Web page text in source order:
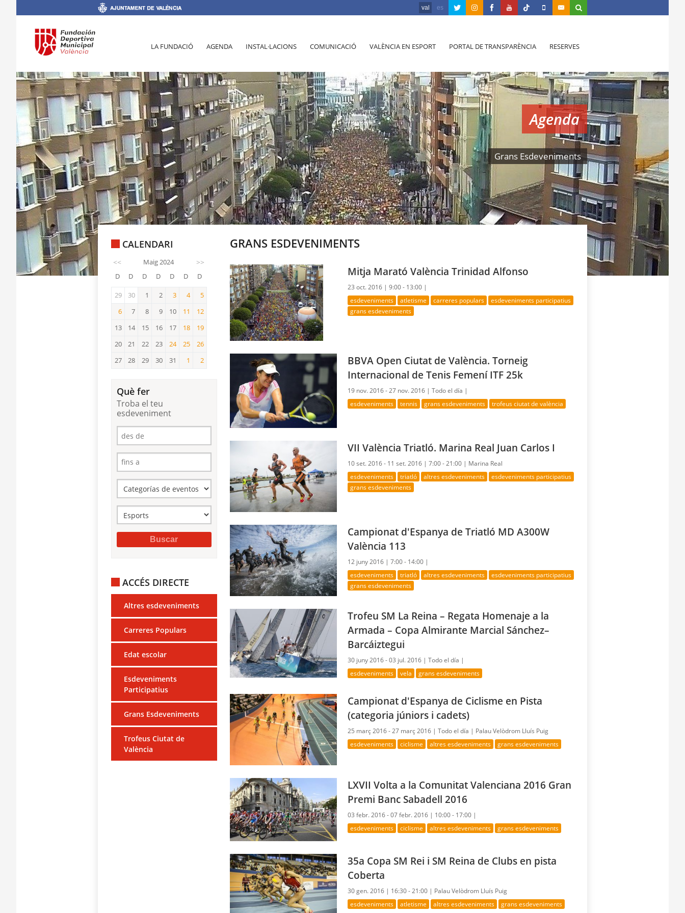
val es
LA FUNDACIÓ AGENDA INSTAL·LACIONS COMUNICACIÓ VALÈNCIA EN ESPORT PORTAL DE TRANSPARÈNCIA RESERVES
Agenda
Grans Esdeveniments
CALENDARI
<< Maig 2024 >>
D D D D D D D
29 30 1 2 3 4
4
5
5
6 7 8 9 10 11
11
12
12
13 14 15 16 17 18
18
19
19
20 21 22 23 24
24
25 26
27 28 29 30 31 1 2
Què fer
Troba el teu
esdeveniment
ACCÉS DIRECTE
Altres esdeveniments
Carreres Populars
Edat escolar
Esdeveniments
Participatius
Grans Esdeveniments
Trofeus Ciutat de
València
GRANS ESDEVENIMENTS
Mitja Marató València Trinidad Alfonso
23 oct. 2016 |9:00 - 13:00 |
esdeveniments atletisme carreres populars
esdeveniments participatius
grans esdeveniments
BBVA Open Ciutat de València. Torneig
Internacional de Tenis Femení ITF 25k
19 nov. 2016 - 27 nov. 2016 |Todo el día |
esdeveniments tennis grans esdeveniments trofeus ciutat de valència
VII València Triatló. Marina Real Juan Carlos I
10 set. 2016 - 11 set. 2016 |7:00 - 21:00 | Marina Real
esdeveniments triatló altres esdeveniments
esdeveniments participatius
grans esdeveniments
Campionat d'Espanya de Triatló MD A300W
València 113
12 juny 2016 |7:00 - 14:00 |
esdeveniments triatló altres esdeveniments
esdeveniments participatius
grans esdeveniments
Trofeu SM La Reina – Regata Homenaje a la
Armada – Copa Almirante Marcial Sánchez–
Barcáiztegui
30 juny 2016 - 03 jul. 2016 |Todo el día |
esdeveniments vela grans esdeveniments
Campionat d'Espanya de Ciclisme en Pista
(categoria júniors i cadets)
25 març 2016 - 27 març 2016 |Todo el día | Palau Velòdrom Lluís Puig
esdeveniments ciclisme altres esdeveniments grans esdeveniments
LXVII Volta a la Comunitat Valenciana 2016 Gran
Premi Banc Sabadell 2016
03 febr. 2016 - 07 febr. 2016 | 10:00 - 17:00 |
esdeveniments ciclisme altres esdeveniments grans esdeveniments
35a Copa SM Rei i SM Reina de Clubs en pista
Coberta
30 gen. 2016 | 16:30 - 21:00 | Palau Velòdrom Lluís Puig
esdeveniments atletisme altres esdeveniments grans esdeveniments